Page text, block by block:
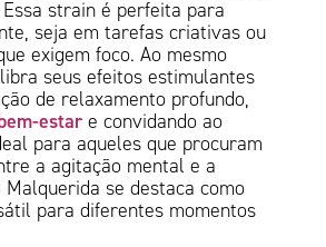
strain é perfeita para
seja em tarefas criativas ou
exigem foco. Ao mesmo
seus efeitos estimulantes
de relaxamento profundo,
estare convidando ao
para aqueles que procuram
a agitação mental e a
se destaca como
para diferentes momentos